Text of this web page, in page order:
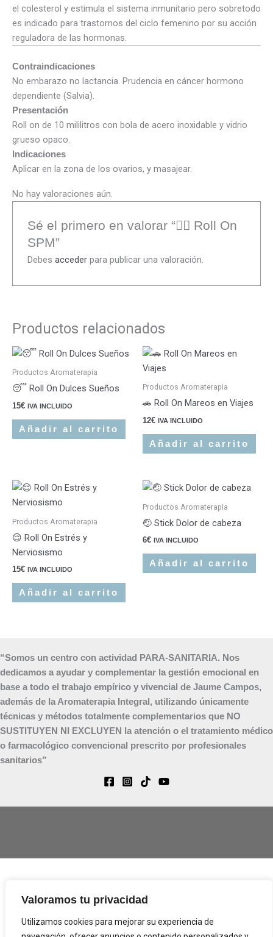
Valoramos tu privacidad
Utilizamos cookies para mejorar su experiencia de
el colesterol y estimula el sistema inmunitario pero sobretodo
es indicado para trastornos del ciclo femenino por su acción
reguladora de las hormonas.
Contraindicaciones
No embarazo no lactancia. Prudencia en cáncer hormono
dependiente (Salvia).
Presentación
Roll on de 10 mililitros con bola de acero inoxidable y vidrio
grueso opaco.
Indicaciones
Aplicar en la zona de los ovarios, y masajear.
No hay valoraciones aún.
Sé el primero en valorar “🦸‍♀️ Roll On
SPM”
Debesacceder para publicar una valoración.
Productos relacionados
Productos Aromaterapia
😴 Roll On Dulces Sueños
15€ IVA INCLUIDO
Añadir al carrito
Productos Aromaterapia
🚗 Roll On Mareos en Viajes
12€ IVA INCLUIDO
Añadir al carrito
Productos Aromaterapia
😌 Roll On Estrés y
Nerviosismo
15€ IVA INCLUIDO
Añadir al carrito
Productos Aromaterapia
🤕 Stick Dolor de cabeza
6€ IVA INCLUIDO
Añadir al carrito
“Somos un centro con actividad PARA-SANITARIA. Nos
dedicamos a ayudar y complementar la gestión emocional en
base a todo el trabajo empírico y vivencial de Jaume Campos,
además de la Aromaterapia Integral, utilizando únicamente
técnicas y métodos totalmente complementarios que NO
SUSTITUYEN NI EXCLUYEN la atención o el tratamiento médico
o farmacológico convencional prescrito por profesionales
sanitarios”
Política de Privacidad
Términos y condiciones